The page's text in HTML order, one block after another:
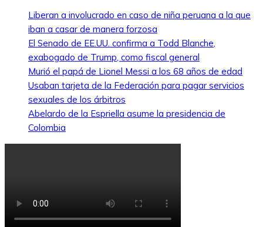
Liberan a involucrado en caso de niña peruana a la que
iban a casar de manera forzosa
El Senado de EE.UU. confirma a Todd Blanche,
exabogado de Trump, como fiscal general
Murió el papá de Lionel Messi a los 68 años de edad
Usaban tarjeta de la Federación para pagar servicios
sexuales de los árbitros
Abelardo de la Espriella asume la presidencia de
Colombia